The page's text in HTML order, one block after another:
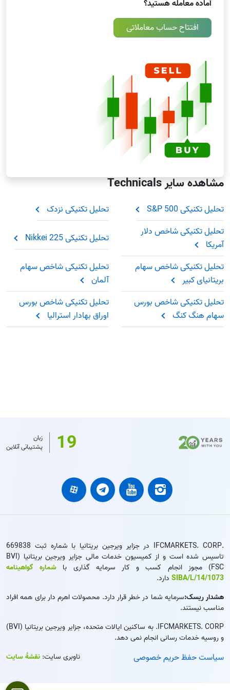
میانگین متحرک نمایی (EMA)
مانند WMA، این نوع نیز بر داده های اخیر تأکید دارد، اما به
طور کامل حذف نمی شوند؛ فقط به مرور زمان وزن کمتری
هنگام تحلیل میانگین متحرک داوجونز در فصل های اعلام
درآمد، معامله گران اغلب برای تشخیص سریع تر تغییرات در
شتاب حرکت، به EMA ها تکیه می کنند.
آماده معامله هستید؟
افتتاح حساب معاملاتی
مشاهده سایر Technicals
تحلیل تکنیکی S&P 500
تحلیل تکنیکی نزدک
تحلیل تکنیکی شاخص دلار
آمریکا
تحلیل تکنیکی Nikkei 225
تحلیل تکنیکی شاخص سهام
بریتانیای کبیر
تحلیل تکنیکی شاخص سهام
آلمان
تحلیل تکنیکی شاخص بورس
سهام هنگ کنگ
تحلیل تکنیکی شاخص بورس
اوراق بهادار استرالیا
19
زبان
پشتیبانی آنلاین
.IFCMARKETS. CORP در جزایر ویرجین بریتانیا با شماره ثبت 669838
تاسیس شده است و از کمیسیون خدمات مالی جزایر ویرجین بریتانیا (BVI
FSC) مجوز انجام کسب و کار سرمایه گذاری با
شماره گواهینامه
SIBA/L/14/1073 دارد.
هشدار ریسک:سرمایه شما در خطر قرار دارد. محصولات اهرم دار برای همه افراد
مناسب نیستند.
IFCMARKETS. CORP. به ساکنین ایالات متحده، جزایر ویرجین بریتانیا (BVI)
و روسیه خدمات رسانی انجام نمی دهد.
ناوبری سایت: نقشۀ سایت سیاست حفظ حریم خصوصی